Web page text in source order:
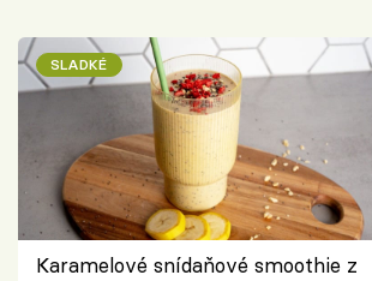
SLADKÉ
Karamelové snídaňové smoothie z